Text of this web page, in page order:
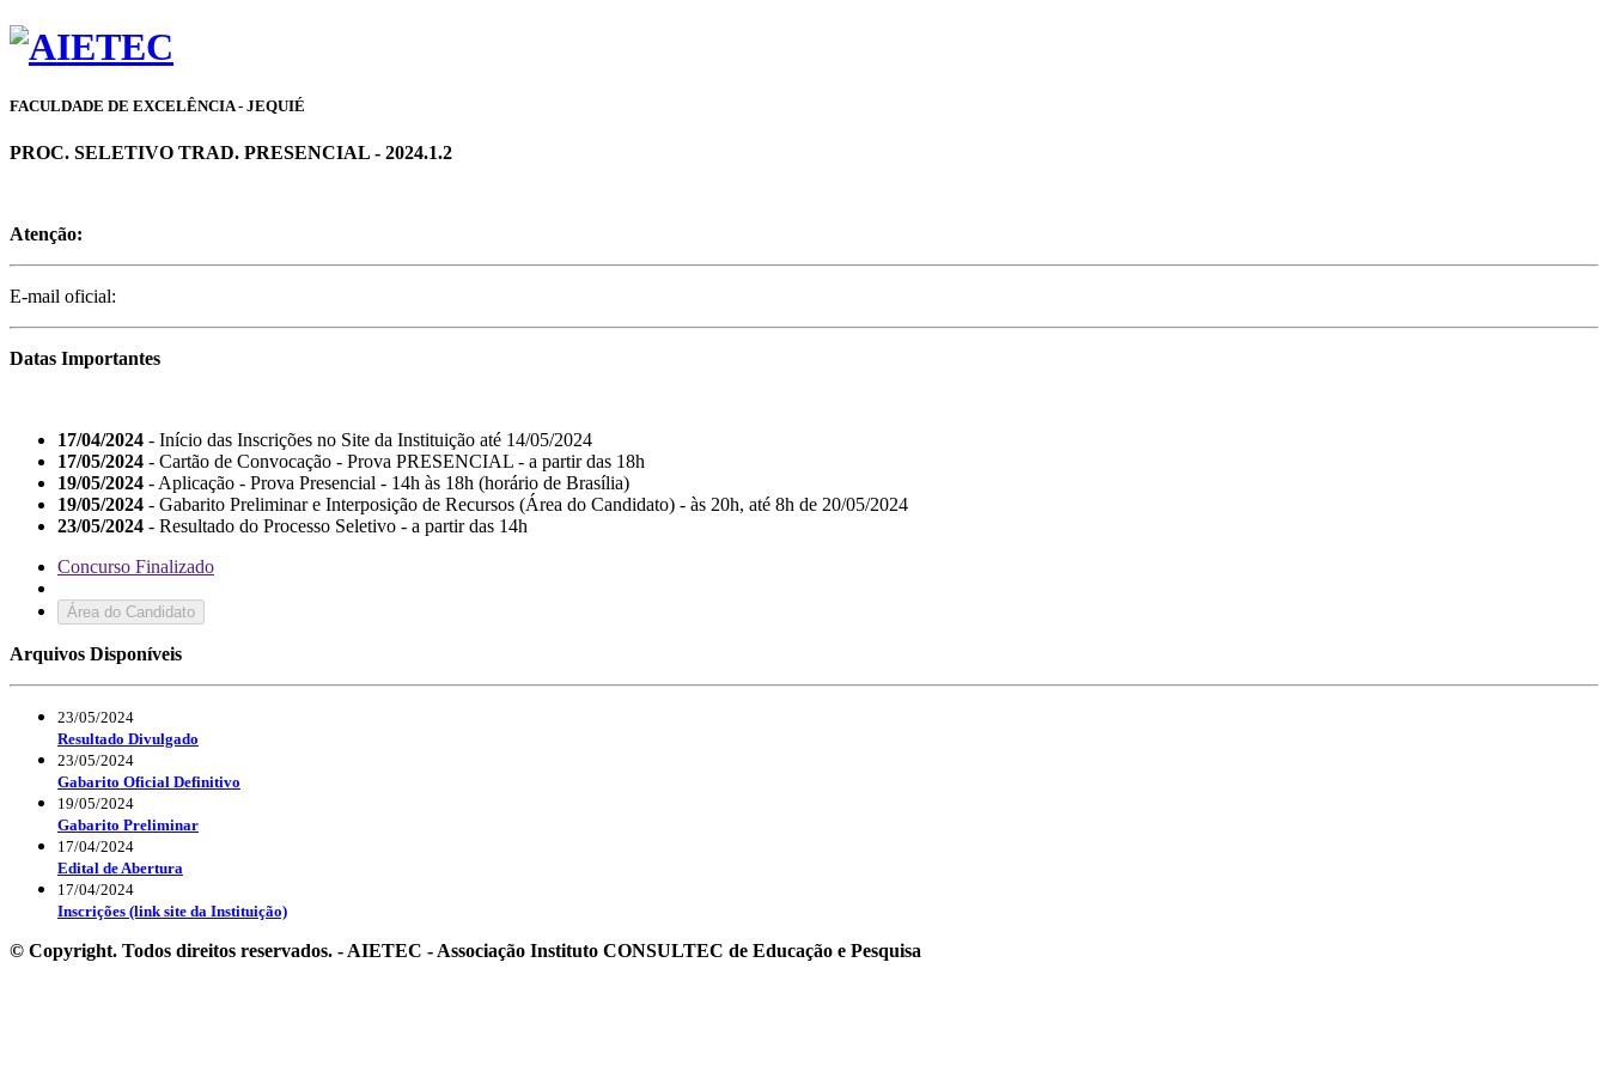
FACULDADE DE EXCELÊNCIA - JEQUIÉ
PROC. SELETIVO TRAD. PRESENCIAL - 2024.1.2
Atenção:
E-mail oficial:
Datas Importantes
17/04/2024 - Início das Inscrições no Site da Instituição até 14/05/2024
17/05/2024 - Cartão de Convocação - Prova PRESENCIAL - a partir das 18h
19/05/2024 - Aplicação - Prova Presencial - 14h às 18h (horário de Brasília)
19/05/2024 - Gabarito Preliminar e Interposição de Recursos (Área do Candidato) - às 20h, até 8h de 20/05/2024
23/05/2024 - Resultado do Processo Seletivo - a partir das 14h
Concurso Finalizado
Área do Candidato
Arquivos Disponíveis
23/05/2024
Resultado Divulgado
23/05/2024
Gabarito Oficial Definitivo
19/05/2024
Gabarito Preliminar
17/04/2024
Edital de Abertura
17/04/2024
Inscrições (link site da Instituição)
© Copyright. Todos direitos reservados. - AIETEC - Associação Instituto CONSULTEC de Educação e Pesquisa